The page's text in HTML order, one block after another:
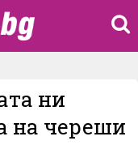
ни
на череши